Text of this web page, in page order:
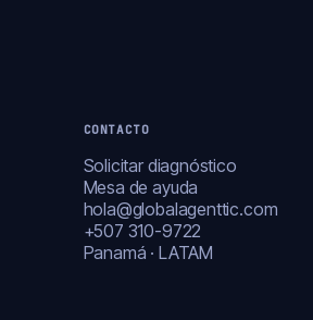
CONTACTO
Solicitar diagnóstico
Mesa de ayuda
hola@globalagenttic.com
+507 310-9722
Panamá · LATAM